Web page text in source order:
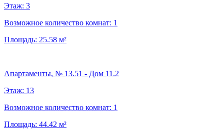
Этаж: 3
Возможное количество комнат: 1
Площадь: 25.58 м²
Апартаменты, № 13.51 - Дом 11.2
Этаж: 13
Возможное количество комнат: 1
Площадь: 44.42 м²